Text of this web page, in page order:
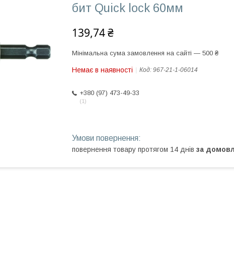
бит Quick lock 60мм
139,74 ₴
Мінімальна сума замовлення на сайті — 500 ₴
Немає в наявності Код: 967-21-1-06014
+380 (97) 473-49-33
1
повернення товару протягом 14 днів за